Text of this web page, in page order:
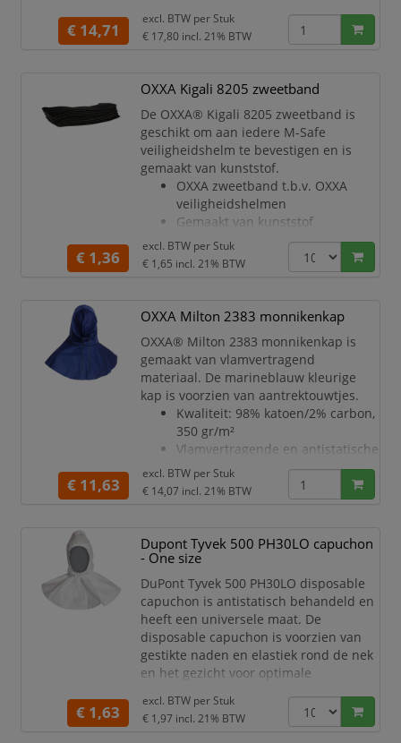
gemonteerd en zorgt ervoor dat de
lamp stevig en stabiel op de helm zit -
Het voordeel: het vizier en de
gehoorbescherming kunnen gelijktijdig
met de hoofdlamp wo
€ 14,71
excl. BTW per Stuk
€ 17,80 incl. 21% BTW
OXXA Kigali 8205 zweetband
De OXXA® Kigali 8205 zweetband is
geschikt om aan iedere M-Safe
veiligheidshelm te bevestigen en is
gemaakt van kunststof.
OXXA zweetband t.b.v. OXXA
veiligheidshelmen
Gemaakt van kunststof
Met deze zweetband wordt het
dragen van een veiligheidshelm
comfortabeler en aangenamer
Kleur: zwart
€ 1,36
excl. BTW per Stuk
€ 1,65 incl. 21% BTW
OXXA Milton 2383 monnikenkap
OXXA® Milton 2383 monnikenkap is
gemaakt van vlamvertragend
materiaal. De marineblauw kleurige
kap is voorzien van aantrektouwtjes.
Kwaliteit: 98% katoen/2% carbon,
350 gr/m²
Vlamvertragende en antistatische
monnikenkap
Voorzien van aantrekkoortjes
Inzetbaar voor uiteenlopende
Kleur: marineblauw
€ 11,63
excl. BTW per Stuk
€ 14,07 incl. 21% BTW
Dupont Tyvek 500 PH30LO capuchon
- One size
DuPont Tyvek 500 PH30LO disposable
capuchon is antistatisch behandeld en
heeft een universele maat. De
disposable capuchon is voorzien van
gestikte naden en elastiek rond de nek
en het gezicht voor optimale
Kap en flens gefabriceerd met
overlapping
€ 1,63
excl. BTW per Stuk
€ 1,97 incl. 21% BTW